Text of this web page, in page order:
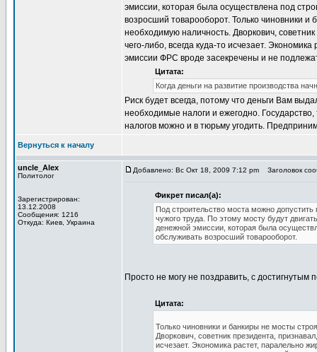
эмиссии, которая была осуществлена под
возросший товарооборот. Только чиновники
необходимую наличность. Дворкович,
чего-либо, всегда куда-то исчезает.
эмиссии ФРС вроде засекречены и не
Цитата:
Когда деньги на развитие производства
Риск будет всегда, потому что деньги Вам
необходимые налоги и ежегодно.
налогов можно и в тюрьму угодить.
Вернуться к началу
uncle_Alex
Политолог
Зарегистрирован:
13.12.2008
Сообщения: 1216
Откуда: Киев, Украина
Добавлено: Вс Окт 18, 2009 7:12 pm Заголовок
Фикрет писал(а):
Под строительство моста можно
чужого труда. По этому мосту будут
денежной эмиссии, которая была
обслуживать возросший товарооборот.
Просто не могу не поздравить, с достигнутым
Цитата:
Только чиновники и банкиры не мосты
Дворкович, советник президента,
исчезает. Экономика растет, паралельно